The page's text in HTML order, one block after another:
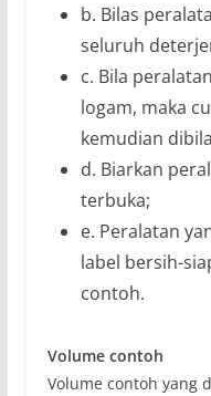
b. Bilas
seluruh
c. Bila
logam, maka
kemudian
d. Biarkan
terbuka;
e. Peralatan
label bersih-
contoh.
Volume contoh
Volume contoh yang